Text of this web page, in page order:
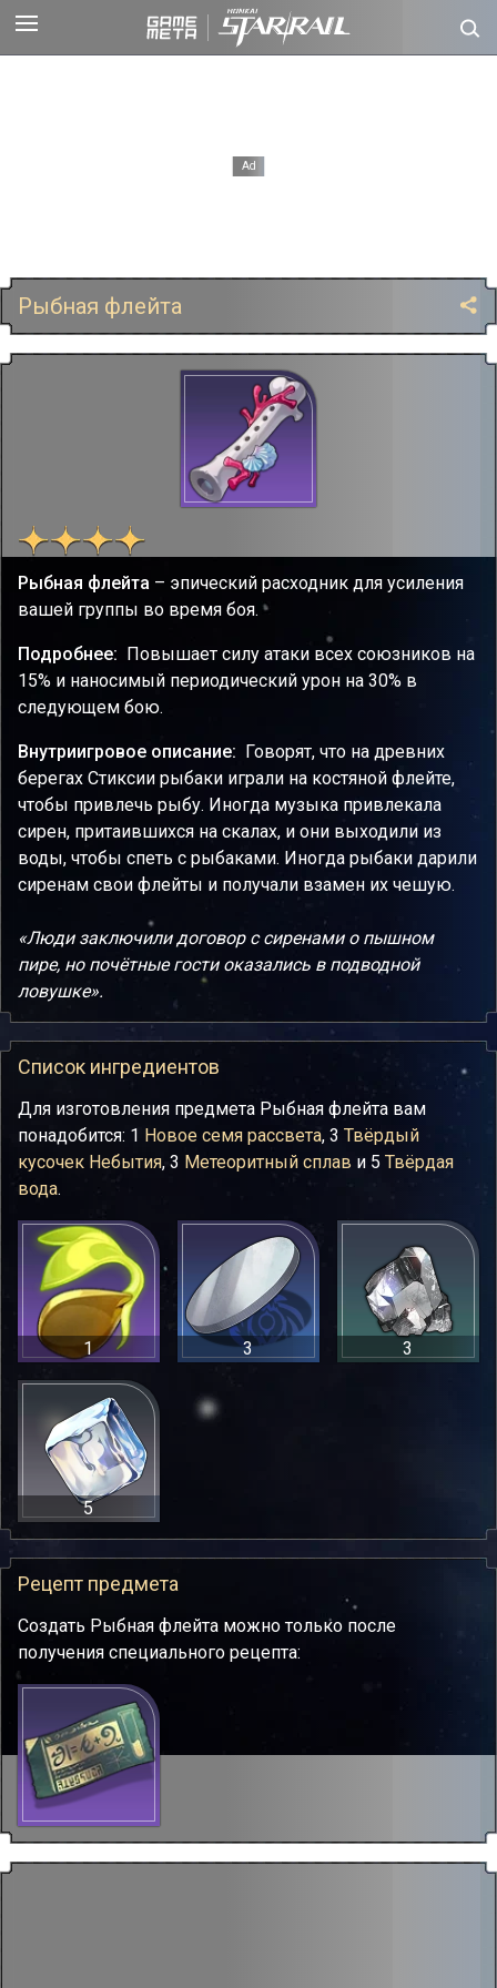
Рыбная флейта
Рыбная флейта – эпический расходник для усиления
вашей группы во время боя.
Подробнее: Повышает силу атаки всех союзников на
15% и наносимый периодический урон на 30% в
следующем бою.
Внутриигровое описание: Говорят, что на древних
берегах Стиксии рыбаки играли на костяной флейте,
чтобы привлечь рыбу. Иногда музыка привлекала
сирен, притаившихся на скалах, и они выходили из
воды, чтобы спеть с рыбаками. Иногда рыбаки дарили
сиренам свои флейты и получали взамен их чешую.
«Люди заключили договор с сиренами о пышном
пире, но почётные гости оказались в подводной
ловушке».
Список ингредиентов
Для изготовления предмета Рыбная флейта вам
понадобится: 1 Новое семя рассвета, 3 Твёрдый
кусочек Небытия, 3 Метеоритный сплав и 5 Твёрдая
вода.
1 3 3
5
Рецепт предмета
Создать Рыбная флейта можно только после
получения специального рецепта: